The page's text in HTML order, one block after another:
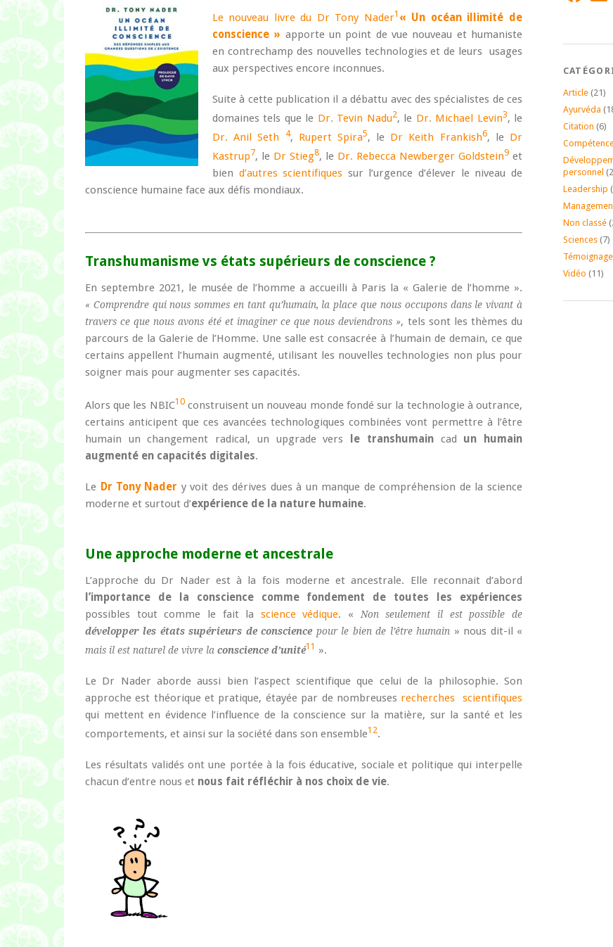
Le nouveau livre du Dr Tony Nader1 « Un océan illimité de
conscience » apporte un point de vue nouveau et humaniste
en contrechamp des nouvelles technologies et de leurs usages
aux perspectives encore inconnues.
Suite à cette publication il a débattu avec des spécialistes de ces
domaines tels que le Dr. Tevin Nadu2, le Dr. Michael Levin3, le
Dr. Anil Seth
4, Rupert Spira5, le Dr Keith Frankish6, le Dr
Kastrup7, le Dr Stieg8, le Dr. Rebecca Newberger Goldstein9 et
bien d’autres scientifiques sur l’urgence d’élever le niveau de
conscience humaine face aux défis mondiaux.
Transhumanisme vs états supérieurs de conscience ?
En septembre 2021, le musée de l’homme a accueilli à Paris la « Galerie de l’homme ».
« Comprendre qui nous sommes en tant qu’humain, la place que nous occupons dans le vivant à
travers ce que nous avons été et imaginer ce que nous deviendrons », tels sont les thèmes du
parcours de la Galerie de l’Homme. Une salle est consacrée à l’humain de demain, ce que
certains appellent l’humain augmenté, utilisant les nouvelles technologies non plus pour
soigner mais pour augmenter ses capacités.
Alors que les NBIC10construisent un nouveau monde fondé sur la technologie à outrance,
certains anticipent que ces avancées technologiques combinées vont permettre à l’être
humain un changement radical, un upgrade vers
le transhumain cad un humain
augmenté en capacités digitales.
Le Dr Tony Nader y voit des dérives dues à un manque de compréhension de la science
moderne et surtout d’expérience de la nature humaine.
Une approche moderne et ancestrale
L’approche du Dr Nader est à la fois moderne et ancestrale. Elle reconnait d’abord
l’importance de la conscience comme fondement de toutes les expériences
possibles tout comme le fait la science védique. «
Non seulement il est possible de
développer les états supérieurs de consciencepour le bien de l’être humain » nous dit-il «
mais il est naturel de vivre la conscience d’unité11 ».
Le Dr Nader aborde aussi bien l’aspect scientifique que celui de la philosophie. Son
approche est théorique et pratique, étayée par de nombreuses recherches scientifiques
qui mettent en évidence l’influence de la conscience sur la matière, sur la santé et les
comportements, et ainsi sur la société dans son ensemble12.
Les résultats validés ont une portée à la fois éducative, sociale et politique qui interpelle
chacun d’entre nous et nous fait réfléchir à nos choix de vie.
Article(21)
Ayurvéda
Citation (6)
personnel
Leadership
Non classé
Sciences(7)
Témoignage
Vidéo (11)